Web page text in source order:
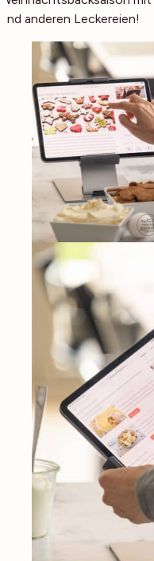
und anderen Leckereien!